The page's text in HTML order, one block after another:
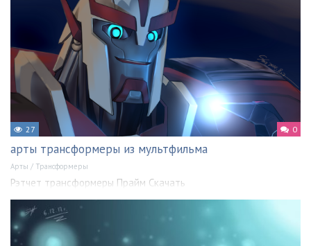
27 0
арты трансформеры из мультфильма
Арты / Трансформеры
Рэтчет трансформеры Прайм Скачать